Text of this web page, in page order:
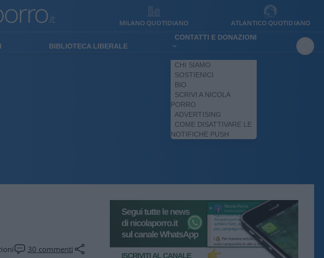
MILANO QUOTIDIANO ATLANTICO QUOTIDIANO
BIBLIOTECA LIBERALE
CONTATTI E DONAZIONI
CHI SIAMO
SOSTIENICI
BIO
SCRIVI A NICOLA
PORRO
ADVERTISING
COME DISATTIVARE LE
NOTIFICHE PUSH
30 commenti